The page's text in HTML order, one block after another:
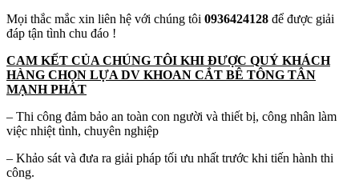
Mọi thắc mắc xin liên hệ với chúng tôi 0936424128 để được giải
đáp tận tình chu đáo !
CAM KẾT CỦA CHÚNG TÔI KHI ĐƯỢC QUÝ KHÁCH
HÀNG CHỌN LỰA DV KHOAN CẮT BÊ TÔNG TÂN
MẠNH PHÁT
– Thi công đảm bảo an toàn con người và thiết bị, công nhân làm
việc nhiệt tình, chuyên nghiệp
– Khảo sát và đưa ra giải pháp tối ưu nhất trước khi tiến hành thi
công.